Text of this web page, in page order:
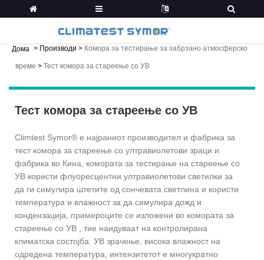
Дома > Производи > Комора за тестирање за забрзано атмосферско
време > Тест комора за стареење со УВ
Тест комора за стареење со УВ
Climtest Symor® е најраниот производител и фабрика за
тест комора за стареење со ултравиолетови зраци и
фабрика во Кина, комората за тестирање на стареење со
УВ користи флуоресцентни ултравиолетови светилки за
да ги симулира штетите од сончевата светлина и користи
температура и влажност за да симулира дожд и
кондензација, примероците се изложени во комората за
стареење со УВ , тие наидуваат на контролирана
климатска состојба: УВ зрачење, висока влажност на
одредена температура, интензитетот е многукратно